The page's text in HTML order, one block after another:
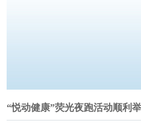
“悦动健康”荧光夜跑活动顺利